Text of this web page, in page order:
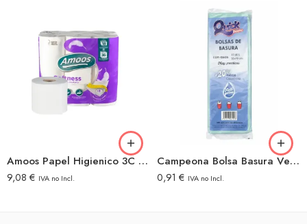
Amoos Papel Higienico 3C 18=36Rollos
9,08 € IVA no Incl.
Campeona Bolsa Basura Verde
0,91 € IVA no Incl.